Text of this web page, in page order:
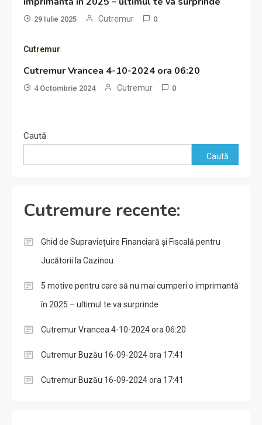
29 Iulie 2025 Cutremur 0
Cutremur
Cutremur Vrancea 4-10-2024 ora 06:20
4 Octombrie 2024 Cutremur 0
Caută
Caută
Cutremure recente:
Ghid de Supraviețuire Financiară și Fiscală pentru
Jucătorii la Cazinou
5 motive pentru care să nu mai cumperi o imprimantă
în 2025 – ultimul te va surprinde
Cutremur Vrancea 4-10-2024 ora 06:20
Cutremur Buzău 16-09-2024 ora 17:41
Cutremur Buzău 16-09-2024 ora 17:41